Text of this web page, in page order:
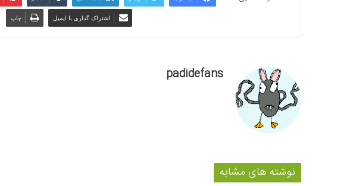
اشتراک گذاری با ایمیل چاپ
padidefans
نوشته های مشابه